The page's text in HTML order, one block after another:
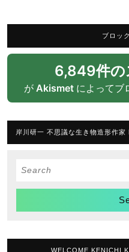
ブロッ
6,849件の
が Akismetによってブ
岸川研一 不思議な生き物造形作
Search
WELCOME KENICHI